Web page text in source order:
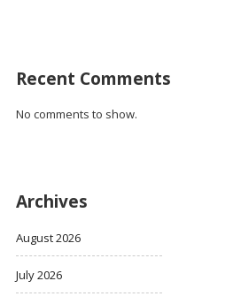
Recent Comments
No comments to show.
Archives
August 2026
July 2026